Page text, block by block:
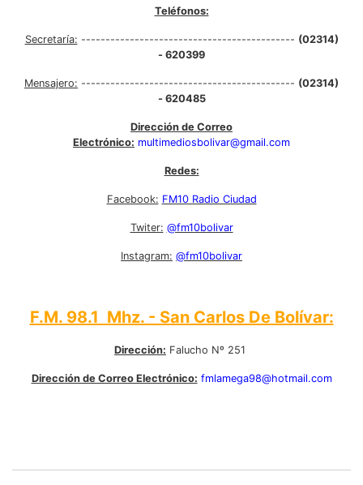
Teléfonos:
Secretaría: -------------------------------------------- (02314)
- 620399
Mensajero: -------------------------------------------- (02314)
- 620485
Dirección de Correo
Electrónico: multimediosbolivar@gmail.com
Redes:
Facebook: FM10 Radio Ciudad
Twiter: @fm10bolivar
Instagram: @fm10bolivar
F.M. 98.1 Mhz. - San Carlos De Bolívar:
Dirección: Falucho Nº 251
Dirección de Correo Electrónico: fmlamega98@hotmail.com